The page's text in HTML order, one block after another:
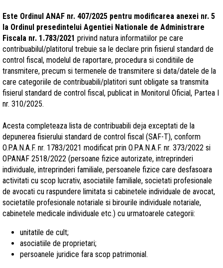
Este Ordinul ANAF nr. 407/2025 pentru modificarea anexei nr. 5
la Ordinul presedintelui Agentiei Nationale de Administrare
Fiscala nr. 1.783/2021 privind natura informatiilor pe care
contribuabilul/platitorul trebuie sa le declare prin fisierul standard de
control fiscal, modelul de raportare, procedura si conditiile de
transmitere, precum si termenele de transmitere si data/datele de la
care categoriile de contribuabili/platitori sunt obligate sa transmita
fisierul standard de control fiscal, publicat in Monitorul Oficial, Partea I
nr. 310/2025.
Acesta completeaza lista de contribuabili deja exceptati de la
depunerea fisierului standard de control fiscal (SAF-T), conform
O.P.A.N.A.F. nr. 1783/2021 modificat prin O.P.A.N.A.F. nr. 373/2022 si
OPANAF 2518/2022 (persoane fizice autorizate, intreprinderi
individuale, intreprinderi familiale, persoanele fizice care desfasoara
activitati cu scop lucrativ, asociatiile familiale, societati profesionale
de avocati cu raspundere limitata si cabinetele individuale de avocat,
societatile profesionale notariale si birourile individuale notariale,
cabinetele medicale individuale etc.) cu urmatoarele categorii:
unitatile de cult;
asociatiile de proprietari;
persoanele juridice fara scop patrimonial.